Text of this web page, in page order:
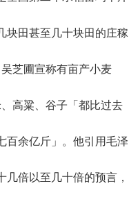
块田甚至几十块田的庄稼
芝圃宣称有亩产小麦
高粱、谷子「都比过去
百余亿斤」。他引用毛泽
倍以至几十倍的预言，